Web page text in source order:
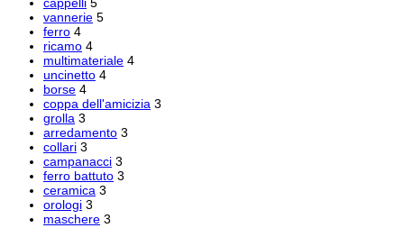
vannerie 5
ferro 4
ricamo 4
multimateriale 4
uncinetto 4
borse 4
coppa dell'amicizia 3
grolla 3
arredamento 3
collari 3
campanacci 3
ferro battuto 3
ceramica 3
orologi 3
maschere 3